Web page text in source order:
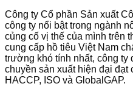
Công ty Cổ phần Sản xuất
công ty nổi bật trong ngành
củng cố vị thế của mình trên
cung cấp hồ tiêu Việt Nam
trường khó tính nhất, công ty
chuyền sản xuất hiện đại đạt
HACCP, ISO và GlobalGAP.